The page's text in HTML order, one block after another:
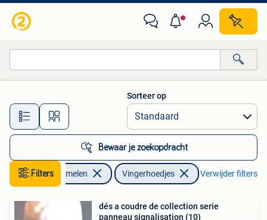
Alle afstanden…
Sorteer op
Bewaar je zoekopdracht
FiltersVerzamelen Vingerhoedjes Verwijder filters
dés a coudre de collection serie
panneau signalisation (10)